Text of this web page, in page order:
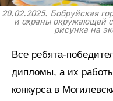
20.02.2025. Бобруйская
и охраны окружающей
рисунка на
Все ребята-
дипломы, а их
конкурса в